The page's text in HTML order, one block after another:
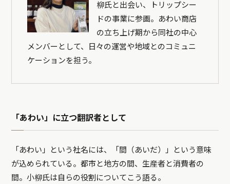
柳氏と出会い、トリップシー
ドの事業に参画。あわい商店
の立ち上げ期から同社の中心
メンバーとして、日々の運営や地域とのコミュニ
ケーションを担う。
「あわい」に立つ翻訳者として
「あわい」という社名には、「間（あいだ）」という意味
が込められている。都市と地方の間、生産者と消費者の
間。小柳氏は自らの役割についてこう語る。